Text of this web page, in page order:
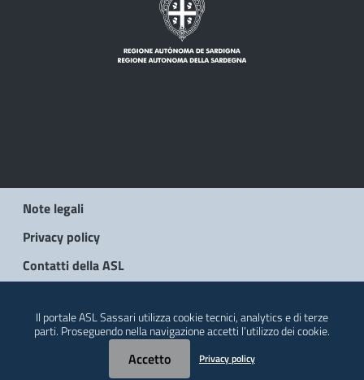
Note legali
Privacy policy
Contatti della ASL
Il portale ASL Sassari utilizza cookie tecnici, analytics e di terze
parti. Proseguendo nella navigazione accetti l’utilizzo dei cookie.
Accetto Privacy policy